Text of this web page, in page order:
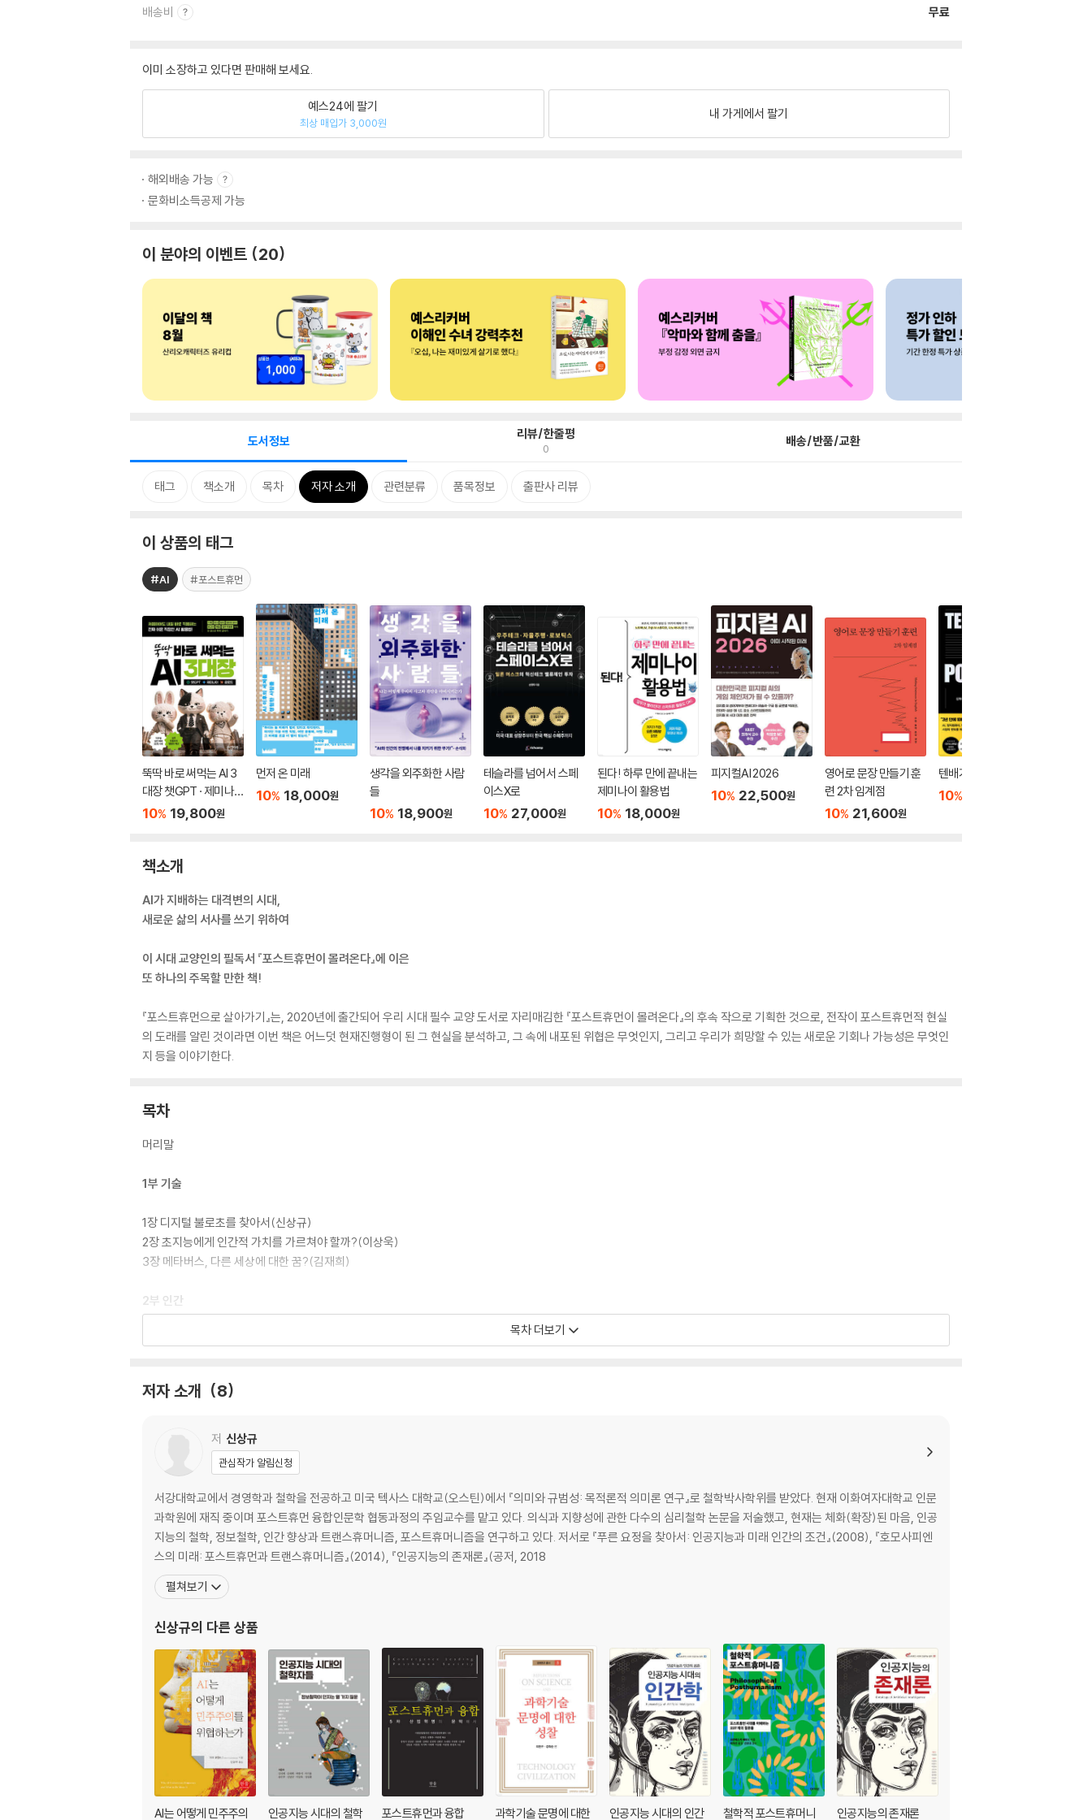
배송비 무료
이미 소장하고 있다면 판매해 보세요.
예스24에 팔기
최상 매입가 3,000원
내 가게에서 팔기
해외배송 가능
문화비소득공제 가능
이 분야의 이벤트 20
도서정보 리뷰/한줄평
0 배송/반품/교환
태그 책소개 목차 저자 소개 관련분류 품목정보 출판사 리뷰
이 상품의 태그
#AI #포스트휴먼
뚝딱 바로 써먹는 AI 3
대장 챗GPT · 제미나
이 · 클로드
10% 19,800원
먼저 온 미래
10% 18,000원
생각을 외주화한 사람
들
10% 18,900원
테슬라를 넘어서 스페
이스X로
10% 27,000원
된다! 하루 만에 끝내는
제미나이 활용법
10% 18,000원
피지컬AI 2026
10% 22,500원
영어로 문장 만들기 훈
련 2차 임계점
10% 21,600원
텐배거 포트폴리오
10%
책소개
AI가 지배하는 대격변의 시대,
새로운 삶의 서사를 쓰기 위하여
이 시대 교양인의 필독서 『포스트휴먼이 몰려온다』에 이은
또 하나의 주목할 만한 책!
『포스트휴먼으로 살아가기』는, 2020년에 출간되어 우리 시대 필수 교양 도서로 자리매김한 『포스트휴먼이 몰려온다』의 후속 작으로 기획한 것으로, 전작이 포스트휴먼적 현실
의 도래를 알린 것이라면 이번 책은 어느덧 현재진행형이 된 그 현실을 분석하고, 그 속에 내포된 위협은 무엇인지, 그리고 우리가 희망할 수 있는 새로운 기회나 가능성은 무엇인
지 등을 이야기한다.
목차
머리말
1부 기술
1장 디지털 불로초를 찾아서(신상규)
2장 초지능에게 인간적 가치를 가르쳐야 할까?(이상욱)
3장 메타버스, 다른 세상에 대한 꿈?(김재희)
2부 인간
7장 생태 위기에 맞서 다른 미래를 이야기할 수 있는가?(김애령)
8장 포스트코로나, 동물과 공존하는 삶은 가능할까?(송은주)
목차 더보기
저자 소개 8
저 신상규
관심작가 알림신청
서강대학교에서 경영학과 철학을 전공하고 미국 텍사스 대학교(오스틴)에서 『의미와 규범성: 목적론적 의미론 연구』로 철학박사학위를 받았다. 현재 이화여자대학교 인문
과학원에 재직 중이며 포스트휴먼 융합인문학 협동과정의 주임교수를 맡고 있다. 의식과 지향성에 관한 다수의 심리철학 논문을 저술했고, 현재는 체화(확장)된 마음, 인공
지능의 철학, 정보철학, 인간 향상과 트랜스휴머니즘, 포스트휴머니즘을 연구하고 있다. 저서로 『푸른 요정을 찾아서: 인공지능과 미래 인간의 조건』(2008), 『호모사피엔
스의 미래: 포스트휴먼과 트랜스휴머니즘』(2014), 『인공지능의 존재론』(공저, 2018
펼쳐보기
신상규의 다른 상품
AI는 어떻게 민주주의 인공지능 시대의 철학 포스트휴먼과 융합 과학기술 문명에 대한 인공지능 시대의 인간 철학적 포스트휴머니 인공지능의 존재론